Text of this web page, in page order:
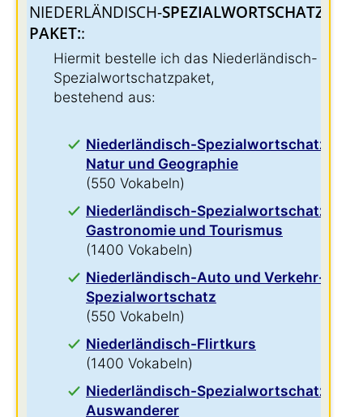
NIEDERLÄNDISCH-SPEZIALWORTSCHATZ-
PAKET::
Hiermit bestelle ich das Niederländisch-
Spezialwortschatzpaket,
bestehend aus:
Niederländisch-Spezialwortschatz für
Natur und Geographie
(550 Vokabeln)
Niederländisch-Spezialwortschatz für
Gastronomie und Tourismus
(1400 Vokabeln)
Niederländisch-Auto und Verkehr-
Spezialwortschatz
(550 Vokabeln)
Niederländisch-Flirtkurs
(1400 Vokabeln)
Niederländisch-Spezialwortschatz für
Auswanderer